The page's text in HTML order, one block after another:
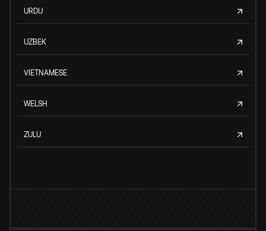
URDU
UZBEK
VIETNAMESE
WELSH
ZULU